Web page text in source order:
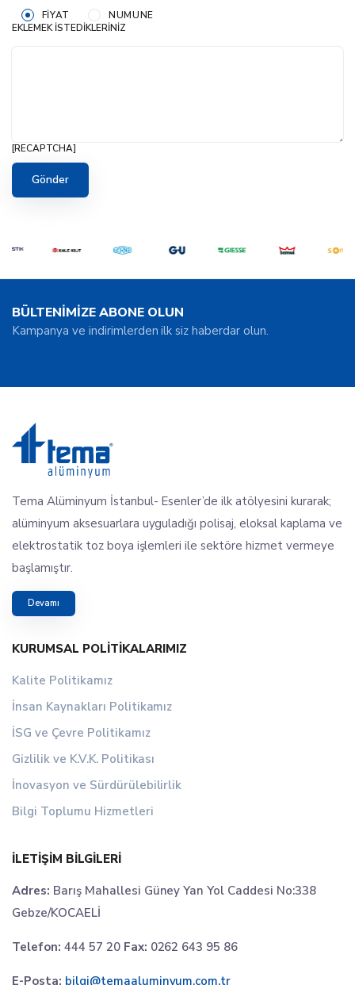
FIYAT
NUMUNE
EKLEMEK İSTEDIKLERINIZ
[RECAPTCHA]
BÜLTENİMİZE ABONE OLUN
Kampanya ve indirimlerden ilk siz haberdar olun.
Tema Alüminyum İstanbul- Esenler’de ilk atölyesini kurarak;
alüminyum aksesuarlara uyguladığı polisaj, eloksal kaplama ve
elektrostatik toz boya işlemleri ile sektöre hizmet vermeye
başlamıştır.
Devamı
KURUMSAL POLITIKALARIMIZ
Kalite Politikamız
İnsan Kaynakları Politikamız
İSG ve Çevre Politikamız
Gizlilik ve K.V.K. Politikası
İnovasyon ve Sürdürülebilirlik
Bilgi Toplumu Hizmetleri
İLETIŞIM BILGILERI
Adres: Barış Mahallesi Güney Yan Yol Caddesi No:338
Gebze/KOCAELİ
Telefon: 444 57 20 Fax: 0262 643 95 86
E-Posta: bilgi@temaaluminyum.com.tr